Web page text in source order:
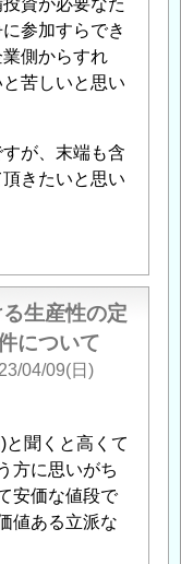
資が必要なた
参加すらでき
側からすれ
苦しいと思い
が、末端も含
きたいと思い
生産性の定
について
04/09(日)
聞くと高くて
方に思いがち
安価な値段で
値ある立派な